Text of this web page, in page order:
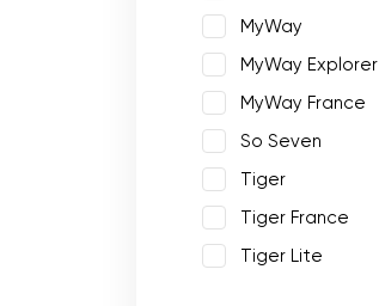
MyWay
MyWay Explorer
MyWay France
So Seven
Tiger
Tiger France
Tiger Lite